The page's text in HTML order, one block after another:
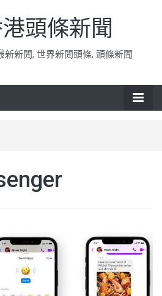
頭條新聞
新新聞, 世界新聞頭條, 頭條新聞